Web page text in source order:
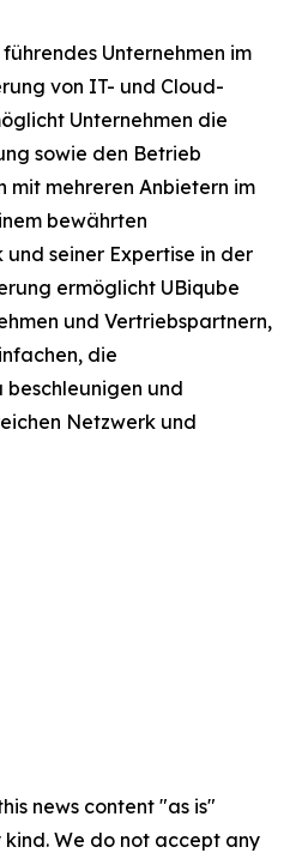
Unternehmen im
von IT- und Cloud-
Unternehmen die
sowie den Betrieb
mit mehreren Anbietern im
bewährten
seiner Expertise in der
ermöglicht UBiqube
und Vertriebspartnern,
die
und
Netzwerk und
news content "as is"
We do not accept any